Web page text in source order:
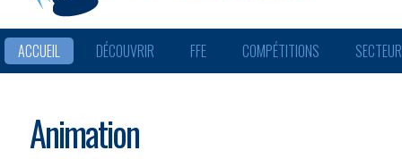
ACCUEIL DÉCOUVRIR FFE COMPÉTITIONS
Animation